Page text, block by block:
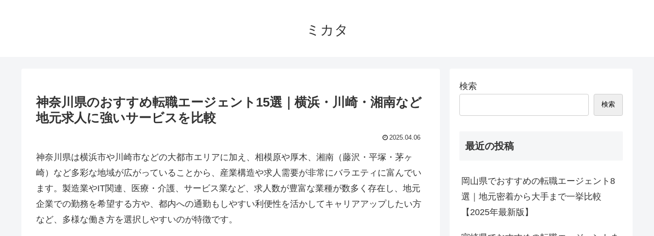
ミカタ
神奈川県のおすすめ転職エージェント15選｜横浜・川崎・湘南など
地元求人に強いサービスを比較
2025.04.06
神奈川県は横浜市や川崎市などの大都市エリアに加え、相模原や厚木、湘南（藤沢・平塚・茅ヶ
崎）など多彩な地域が広がっていることから、産業構造や求人需要が非常にバラエティに富んでい
ます。製造業やIT関連、医療・介護、サービス業など、求人数が豊富な業種が数多く存在し、地元
企業での勤務を希望する方や、都内への通勤もしやすい利便性を活かしてキャリアアップしたい方
など、多様な働き方を選択しやすいのが特徴です。
検索
検索
最近の投稿
岡山県でおすすめの転職エージェント8
選｜地元密着から大手まで一挙比較
【2025年最新版】